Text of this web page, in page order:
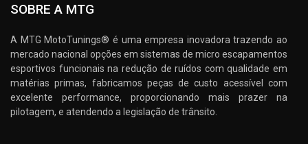
SOBRE A MTG
A MTG MotoTunings® é uma empresa inovadora trazendo ao
mercado nacional opções em sistemas de micro escapamentos
esportivos funcionais na redução de ruídos com qualidade em
matérias primas, fabricamos peças de custo acessível com
excelente performance, proporcionando mais prazer na
pilotagem, e atendendo a legislação de trânsito.